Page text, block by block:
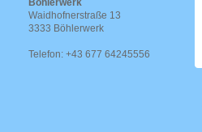
Böhlerwerk
Waidhofnerstraße 13
3333 Böhlerwerk
Telefon: +43 677 64245556